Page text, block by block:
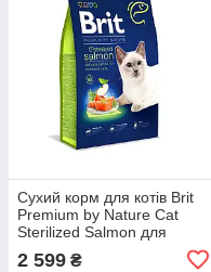
Сухий корм для котів Brit
Premium by Nature Cat
Sterilized Salmon для
стерилізованих лосось 8 кг
2 599 ₴